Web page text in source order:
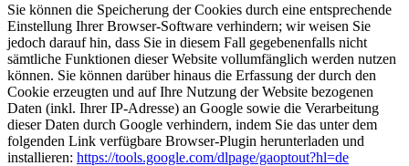
Sie können die Speicherung der Cookies durch eine entsprechende
Einstellung Ihrer Browser-Software verhindern; wir weisen Sie
jedoch darauf hin, dass Sie in diesem Fall gegebenenfalls nicht
sämtliche Funktionen dieser Website vollumfänglich werden nutzen
können. Sie können darüber hinaus die Erfassung der durch den
Cookie erzeugten und auf Ihre Nutzung der Website bezogenen
Daten (inkl. Ihrer IP-Adresse) an Google sowie die Verarbeitung
dieser Daten durch Google verhindern, indem Sie das unter dem
folgenden Link verfügbare Browser-Plugin herunterladen und
installieren: https://tools.google.com/dlpage/gaoptout?hl=de